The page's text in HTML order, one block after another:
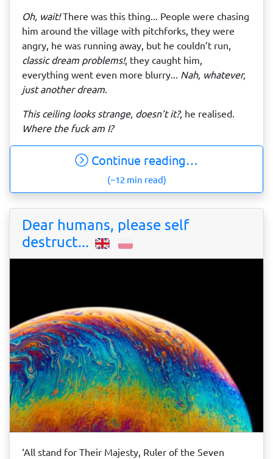
Oh, wait!There was this thing... People were chasing
him around the village with pitchforks, they were
angry, he was running away, but he couldn’t run,
classic dream problems!, they caught him,
everything went even more blurry... Nah, whatever,
just another dream.
This ceiling looks strange, doesn’t it?, he realised.
Where the fuck am I?
Continue reading…
(~12 min read)
Dear humans, please self
destruct...
‘All stand for Their Majesty, Ruler of the Seven